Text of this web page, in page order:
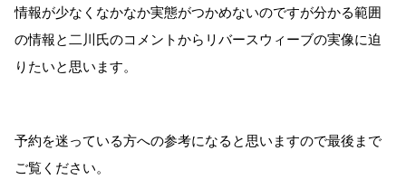
情報が少なくなかなか実態がつかめないのですが分かる範囲
の情報と二川氏のコメントからリバースウィーブの実像に迫
りたいと思います。
予約を迷っている方への参考になると思いますので最後まで
ご覧ください。